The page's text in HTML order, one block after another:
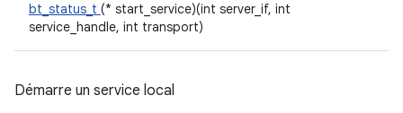
bt_status_t (* start_service)(int server_if, int
service_handle, int transport)
Démarre un service local